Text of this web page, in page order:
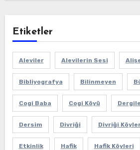
Etiketler
Aleviler Alevilerin Sesi
Bibliyografya Bilinmeyen
Cogi Baba Cogi Köyü
Dersim Divriği Divriği
Etkinlik Hafik Hafik Köyleri